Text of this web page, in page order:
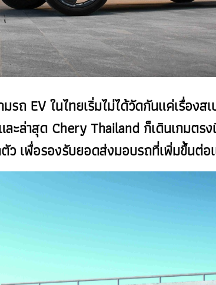
รถ EV ในไทยเริ่มไม่ได้วัดกันแค่เรื่อง
ะล่าสุด Chery Thailand ก็เดินเกมตร
ว เพื่อรองรับยอดส่งมอบรถที่เพิ่มขึ้นต่อ